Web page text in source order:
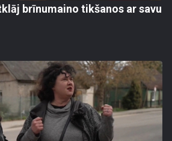
brīnumaino tikšanos ar savu